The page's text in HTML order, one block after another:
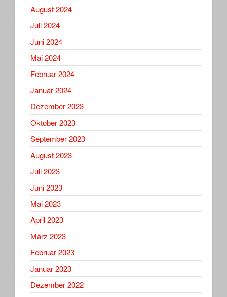
August 2024
Juli 2024
Juni 2024
Mai 2024
Februar 2024
Januar 2024
Dezember 2023
Oktober 2023
September 2023
August 2023
Juli 2023
Juni 2023
Mai 2023
April 2023
März 2023
Februar 2023
Januar 2023
Dezember 2022